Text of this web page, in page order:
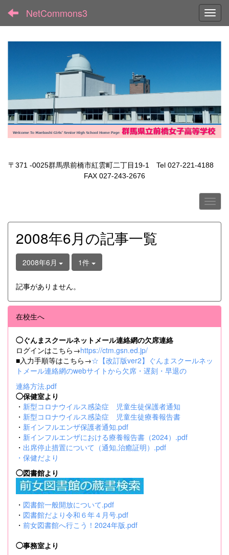
NetCommons3
〒371 -0025群馬県前橋市紅雲町二丁目19-1 Tel 027-221-4188
FAX 027-243-2676
2008年6月の記事一覧
2008年6月 1件
記事がありません。
在校生へ
◯ぐんまスクールネットメール連絡網の欠席連絡
ログインはこちら→https://ctm.gsn.ed.jp/
■入力手順等はこちら→☆【改訂版ver2】ぐんまスクールネッ
トメール連絡網のwebサイトから欠席・遅刻・早退の
連絡方法.pdf
◯保健室より
・ 新型コロナウイルス感染症 児童生徒保護者通知
・ 新型コロナウイルス感染症 児童生徒療養報告書
・ 新インフルエンザ保護者通知.pdf
・ 新インフルエンザにおける療養報告書（2024）.pdf
・ 出席停止措置について（通知,治癒証明）.pdf
・ 保健だより
◯図書館より
・ 図書館一般開放について.pdf
・ 図書館だより令和６年４月号.pdf
・ 前女図書館へ行こう！2024年版.pdf
◯事務室より